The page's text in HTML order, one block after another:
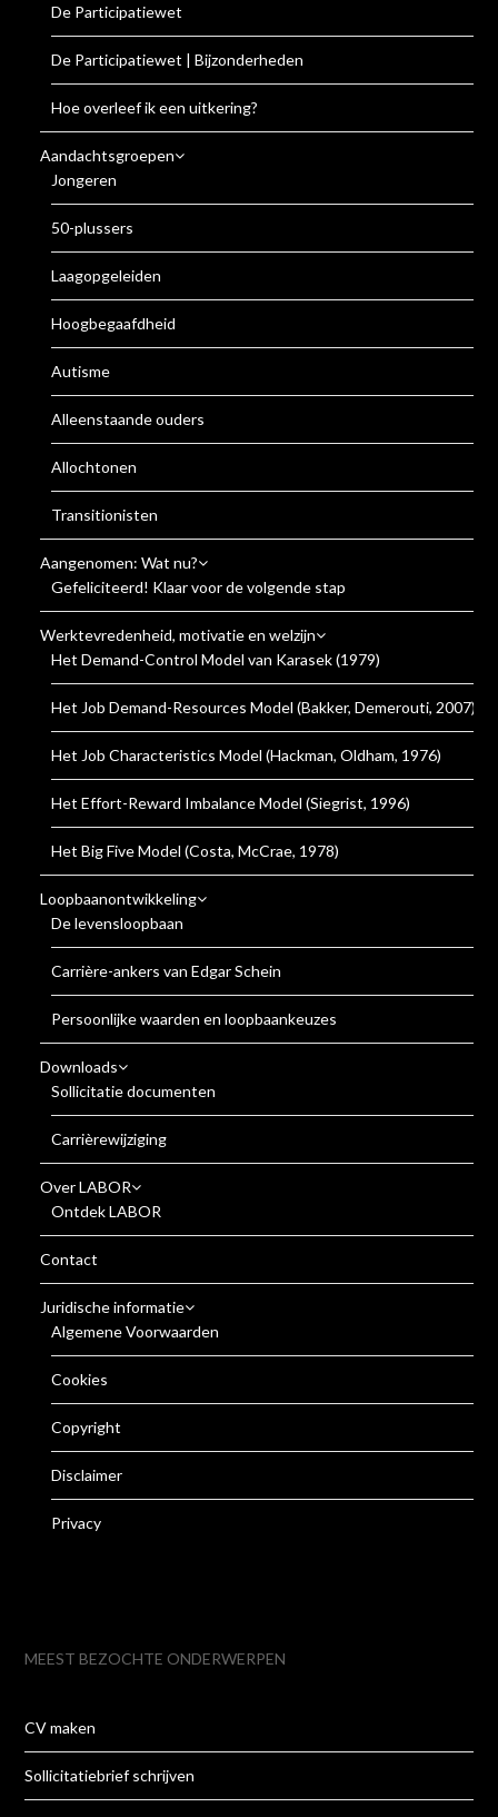
De Participatiewet
De Participatiewet | Bijzonderheden
Hoe overleef ik een uitkering?
Aandachtsgroepen
Jongeren
50-plussers
Laagopgeleiden
Hoogbegaafdheid
Autisme
Alleenstaande ouders
Allochtonen
Transitionisten
Aangenomen: Wat nu?
Gefeliciteerd! Klaar voor de volgende stap
Werktevredenheid, motivatie en welzijn
Het Demand-Control Model van Karasek (1979)
Het Job Demand-Resources Model (Bakker, Demerouti, 2007)
Het Job Characteristics Model (Hackman, Oldham, 1976)
Het Effort-Reward Imbalance Model (Siegrist, 1996)
Het Big Five Model (Costa, McCrae, 1978)
Loopbaanontwikkeling
De levensloopbaan
Carrière-ankers van Edgar Schein
Persoonlijke waarden en loopbaankeuzes
Downloads
Sollicitatie documenten
Carrièrewijziging
Over LABOR
Ontdek LABOR
Contact
Juridische informatie
Algemene Voorwaarden
Cookies
Copyright
Disclaimer
Privacy
MEEST BEZOCHTE ONDERWERPEN
CV maken
Sollicitatiebrief schrijven